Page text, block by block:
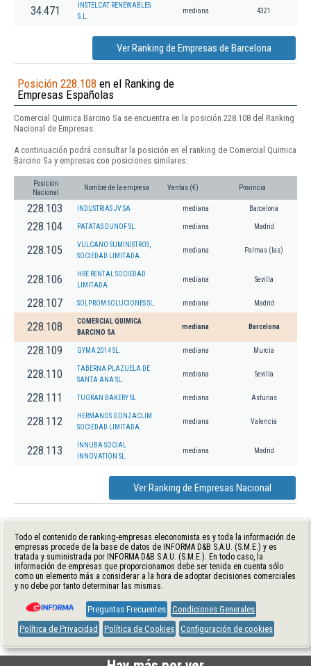
34.471
INSTELCAT RENEWABLES
S.L.
mediana 4321
Ver Ranking de Empresas de Barcelona
Posición 228.108 en el Ranking de
Empresas Españolas
Comercial Quimica Barcino Sa se encuentra en la posición 228.108 del Ranking
Nacional de Empresas.
A continuación podrá consultar la posición en el ranking de Comercial Quimica
Barcino Sa y empresas con posiciones similares:
Posición
Nacional
Nombre de la empresa Ventas (€) Provincia
228.103 INDUSTRIAS JV SA mediana Barcelona
228.104 PATATAS DUNOF SL. mediana Madrid
228.105
VULCANO SUMINISTROS,
SOCIEDAD LIMITADA.
mediana Palmas (las)
228.106
HRE RENTAL SOCIEDAD
LIMITADA.
mediana Sevilla
228.107 SOLPROM SOLUCIONES SL. mediana Madrid
228.108
COMERCIAL QUIMICA
BARCINO SA
mediana Barcelona
228.109 GYMA 2014 SL. mediana Murcia
228.110
TABERNA PLAZUELA DE
SANTA ANA SL.
mediana Sevilla
228.111 TUGRAN BAKERY SL mediana Asturias
228.112
HERMANOS GONZACLIM
SOCIEDAD LIMITADA.
mediana Valencia
228.113
INNUBA SOCIAL
INNOVATION SL.
mediana Madrid
Ver Ranking de Empresas Nacional
Todo el contenido de ranking-empresas.eleconomista.es y toda la información de
empresas procede de la base de datos de INFORMA D&B S.A.U. (S.M.E.) y es
tratada y suministrada por INFORMA D&B S.A.U. (S.M.E.). En todo caso, la
información de empresas que proporcionamos debe ser tenida en cuenta sólo
como un elemento más a considerar a la hora de adoptar decisiones comerciales
y no debe por tanto determinar las mismas.
Preguntas Frecuentes Condiciones Generales
Política de Privacidad
Política de Cookies Configuración de cookies